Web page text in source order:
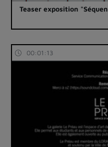
Teaser exposition
00:01:13